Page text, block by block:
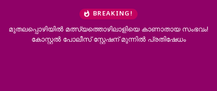
BREAKING!
മത്സ്യത്തൊഴിലാളിയെ കാണാതായ സംഭവം!
പോലീസ് സ്റ്റേഷന് മുന്നിൽ പ്രതിഷേധം